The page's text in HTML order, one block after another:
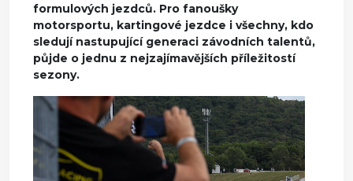
formulových jezdců. Pro fanoušky
motorsportu, kartingové jezdce i všechny, kdo
sledují nastupující generaci závodních talentů,
půjde o jednu z nejzajímavějších příležitostí
sezony.